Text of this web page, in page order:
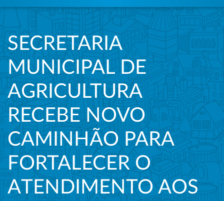
SECRETARIA
MUNICIPAL DE
AGRICULTURA
RECEBE NOVO
CAMINHÃO PARA
FORTALECER O
ATENDIMENTO AOS